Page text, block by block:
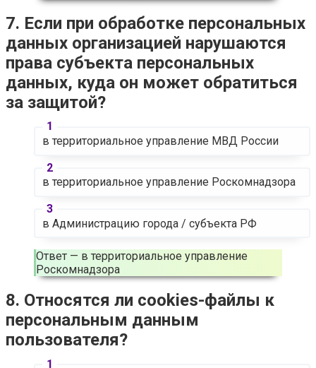
7. Если при обработке персональных
данных организацией нарушаются
права субъекта персональных
данных, куда он может обратиться
за защитой?
в территориальное управление МВД России
в территориальное управление Роскомнадзора
в Администрацию города / субъекта РФ
Ответ — в территориальное управление
Роскомнадзора
8. Относятся ли cookies-файлы к
персональным данным
пользователя?